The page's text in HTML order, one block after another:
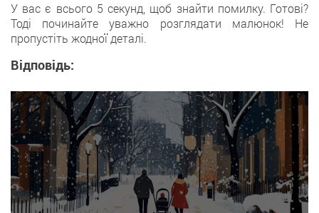
У вaс є всього 5 секунд, щоб знайти помилку. Готовi?
Тодi починайте уважно розглядати малюнок! Нe
пропустіть жодної деталі.
Відповідь: